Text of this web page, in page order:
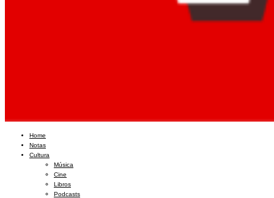
Home
Notas
Cultura
Música
Cine
Libros
Podcasts